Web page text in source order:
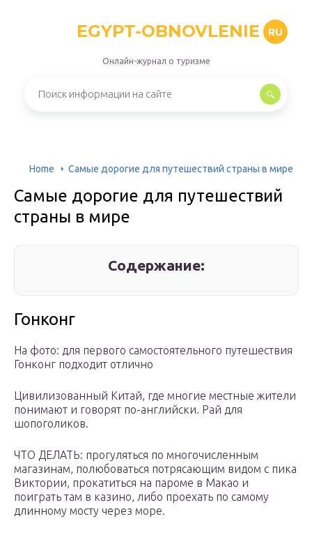
EGYPT-OBNOVLENIE RU
Онлайн-журнал о туризме
Home Самые дорогие для путешествий страны в мире
Самые дорогие для путешествий
страны в мире
Содержание:
Гонконг
На фото: для первого самостоятельного путешествия
Гонконг подходит отлично
Цивилизованный Китай, где многие местные жители
понимают и говорят по-английски. Рай для
шопоголиков.
ЧТО ДЕЛАТЬ: прогуляться по многочисленным
магазинам, полюбоваться потрясающим видом с пика
Виктории, прокатиться на пароме в Макао и
поиграть там в казино, либо проехать по самому
длинному мосту через море.